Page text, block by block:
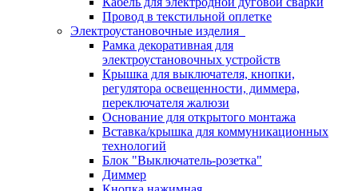
Провод в текстильной оплетке
Электроустановочные изделия
Рамка декоративная для
электроустановочных устройств
Крышка для выключателя, кнопки,
регулятора освещенности, диммера,
переключателя жалюзи
Основание для открытого монтажа
Вставка/крышка для коммуникационных
технологий
Блок "Выключатель-розетка"
Диммер